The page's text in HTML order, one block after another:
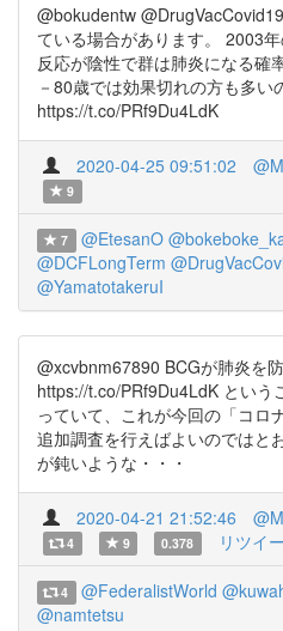
@bokudentw
ている場合があります。 2003
反応が陰性で群は肺炎になる確
－80歳では効果切れの方も多い
https://t.co/PRf9Du4LdK
2020-04-25 09:51:02
9
7 @EtesanO
@DCFLongTerm
@YamatotakeruI
@xcvbnm67890 BCGが肺炎を防
https://t.co/PRf9Du4LdK という
っていて、これが今回の「コロ
追加調査を行えばよいのではと
が鈍いような・・・
2020-04-21 21:52:46
4 9 0.378 リツイ
4 @FederalistWorld
@namtetsu